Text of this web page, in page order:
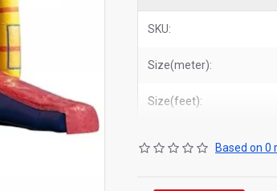
SKU:
Size(meter):
Size(feet):
Based on 0